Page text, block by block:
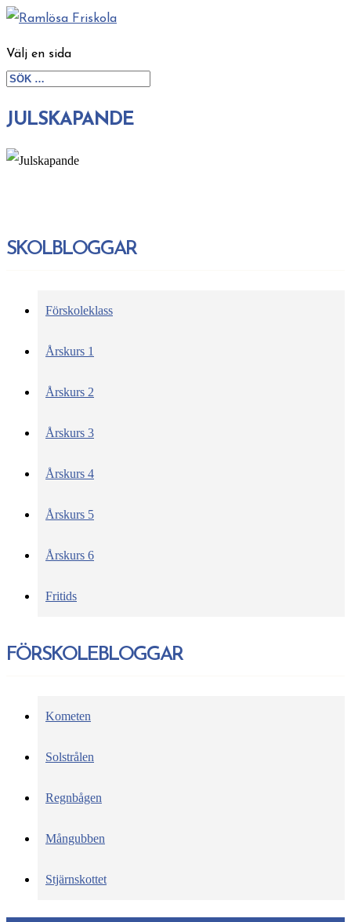
Välj en sida
JULSKAPANDE
SKOLBLOGGAR
Förskoleklass
Årskurs 1
Årskurs 2
Årskurs 3
Årskurs 4
Årskurs 5
Årskurs 6
Fritids
FÖRSKOLEBLOGGAR
Kometen
Solstrålen
Regnbågen
Mångubben
Stjärnskottet